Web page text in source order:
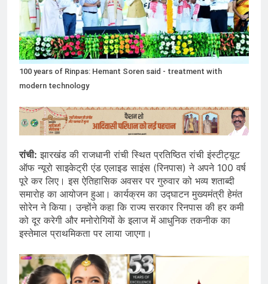
100 years of Rinpas: Hemant Soren said - treatment with
modern technology
रांची: झारखंड की राजधानी रांची स्थित प्रतिष्ठित रांची इंस्टीट्यूट
ऑफ न्यूरो साइकेट्री एंड एलाइड साइंस (रिनपास) ने अपने 100 वर्ष
पूरे कर लिए। इस ऐतिहासिक अवसर पर गुरुवार को भव्य शताब्दी
समारोह का आयोजन हुआ। कार्यक्रम का उद्घाटन मुख्यमंत्री हेमंत
सोरेन ने किया। उन्होंने कहा कि राज्य सरकार रिनपास की हर कमी
को दूर करेगी और मनोरोगियों के इलाज में आधुनिक तकनीक का
इस्तेमाल प्राथमिकता पर लाया जाएगा।